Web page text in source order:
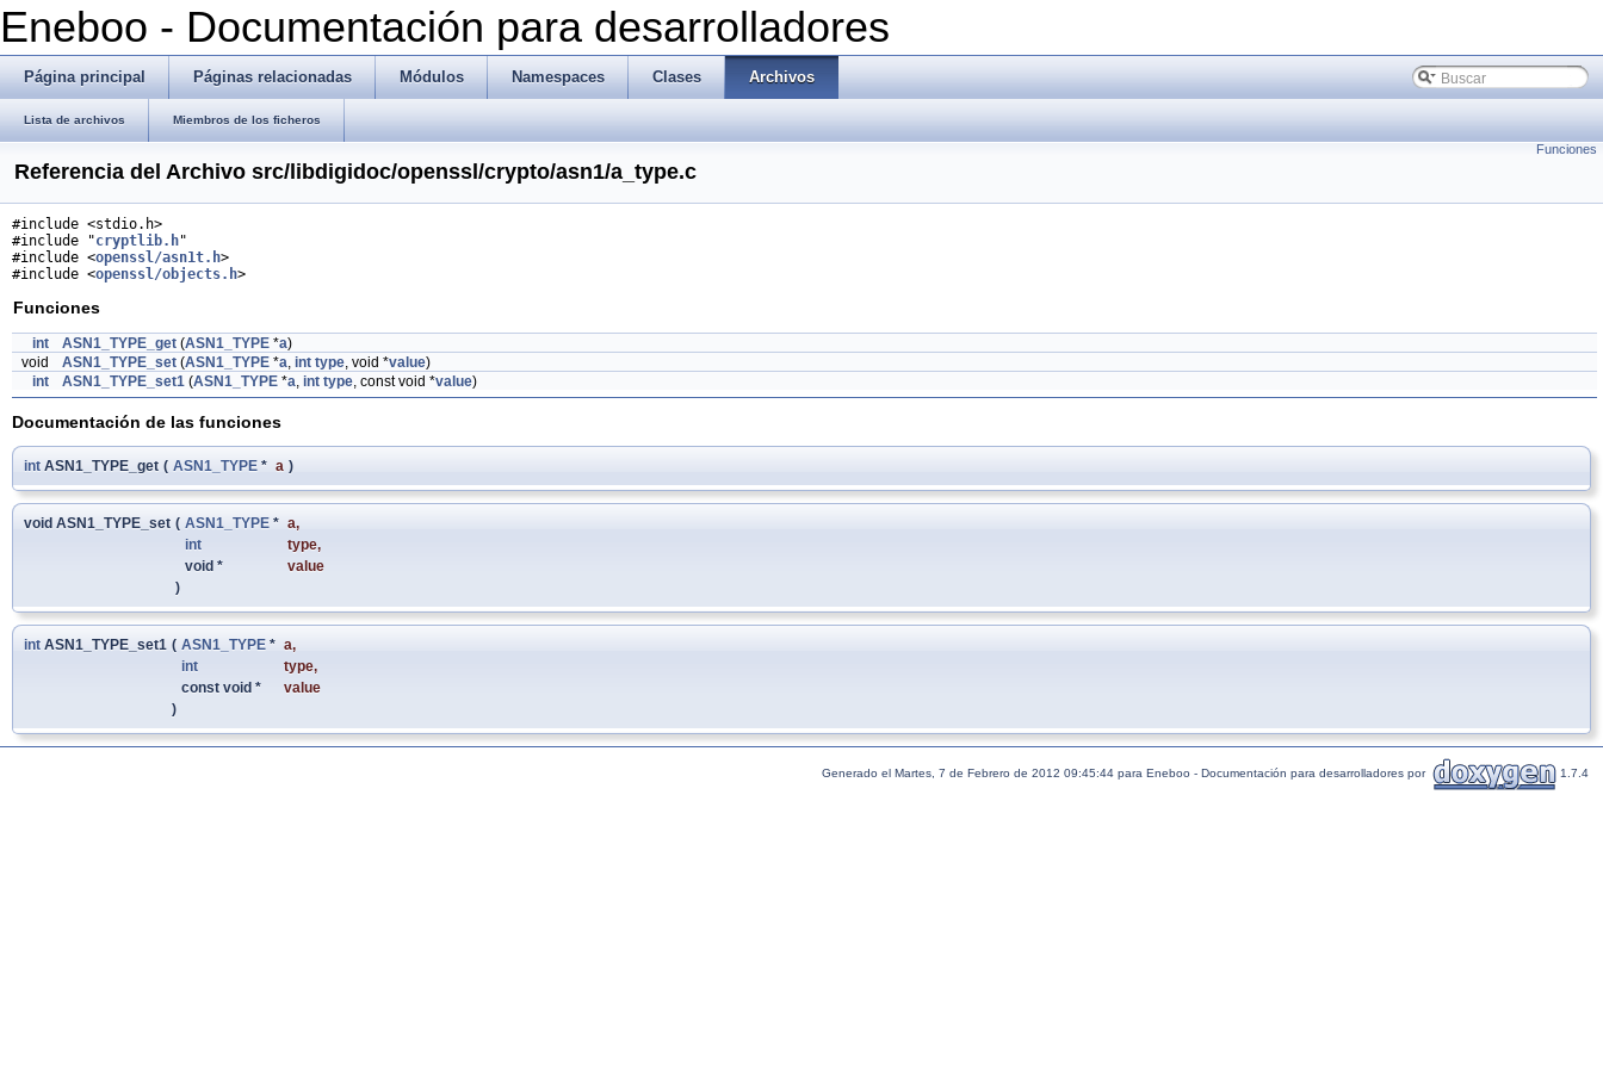
Eneboo - Documentación para desarrolladores
Página principal Páginas relacionadas Módulos Namespaces Clases Archivos
Lista de archivos Miembros de los ficheros
Funciones
Referencia del Archivo src/libdigidoc/openssl/crypto/asn1/a_type.c
#include <stdio.h>
#include "cryptlib.h"
#include <openssl/asn1t.h>
#include <openssl/objects.h>
Funciones
int ASN1_TYPE_get (ASN1_TYPE *a)
void
ASN1_TYPE_set (ASN1_TYPE *a, int type, void *value)
int
ASN1_TYPE_set1 (ASN1_TYPE *a, int type, const void *value)
Documentación de las funciones
int ASN1_TYPE_get ( ASN1_TYPE * a )
void ASN1_TYPE_set ( ASN1_TYPE * a,
int
type,
void *
value
)
int ASN1_TYPE_set1 ( ASN1_TYPE * a,
int
type,
const void *
value
)
Generado el Martes, 7 de Febrero de 2012 09:45:44 para Eneboo - Documentación para desarrolladores por 1.7.4